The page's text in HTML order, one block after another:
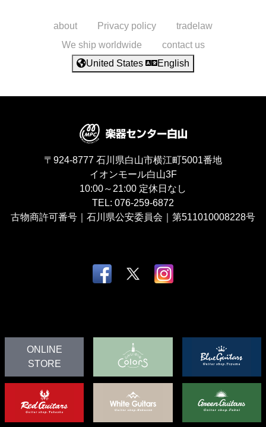
about Privacy policy
tradelaw
We ship worldwide
contact us
United States
English
〒924-8777 石川県白山市横江町5001番地
イオンモール白山3F
10:00～21:00 定休日なし
TEL: 076-259-6872
古物商許可番号｜石川県公安委員会｜第511010008228号
ONLINE
STORE